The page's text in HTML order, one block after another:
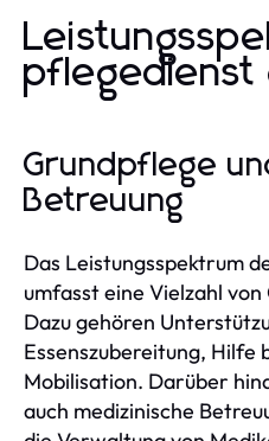
pflegedienst
Grundpflege
Betreuung
Das Leistungsspektrum
umfasst eine Vielzahl
Dazu gehören
Essenszubereitung, Hilfe
Mobilisation. Darüber
auch medizinische